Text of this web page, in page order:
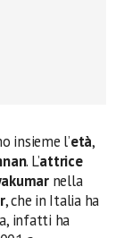
insieme l’età,
. L’attrice
nella
, che in Italia ha
infatti ha